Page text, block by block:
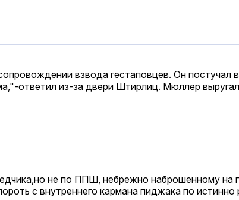
взвода гестаповцев. Он постучал
ответил из-за двери Штирлиц. Мюллер
не по ППШ, небрежно наброшенному на
с внутреннего кармана пиджака по истинно